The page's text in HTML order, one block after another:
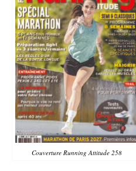
Couverture Running Attitude 258